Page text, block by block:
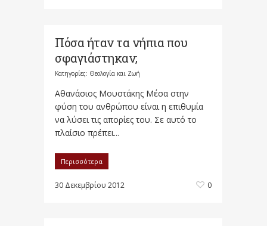
Πόσα ήταν τα νήπια που
σφαγιάστηκαν;
Κατηγορίες: Θεολογία και Ζωή
Αθανάσιος Μουστάκης Μέσα στην
φύση του ανθρώπου είναι η επιθυμία
να λύσει τις απορίες του. Σε αυτό το
πλαίσιο πρέπει...
Περισσότερα
30 Δεκεμβρίου 2012 0